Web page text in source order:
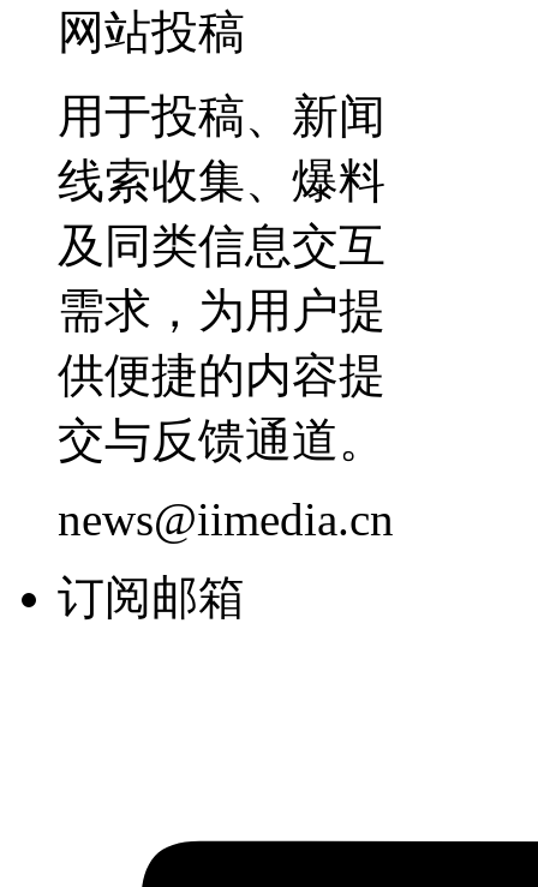
网站投稿
用于投稿、新闻
线索收集、爆料
及同类信息交互
需求，为用户提
供便捷的内容提
交与反馈通道。
news@iimedia.cn
订阅邮箱